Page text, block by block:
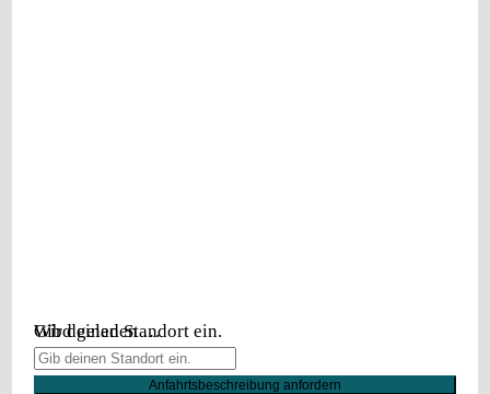
Wird geladen …
Gib deinen Standort ein.
Anfahrtsbeschreibung anfordern